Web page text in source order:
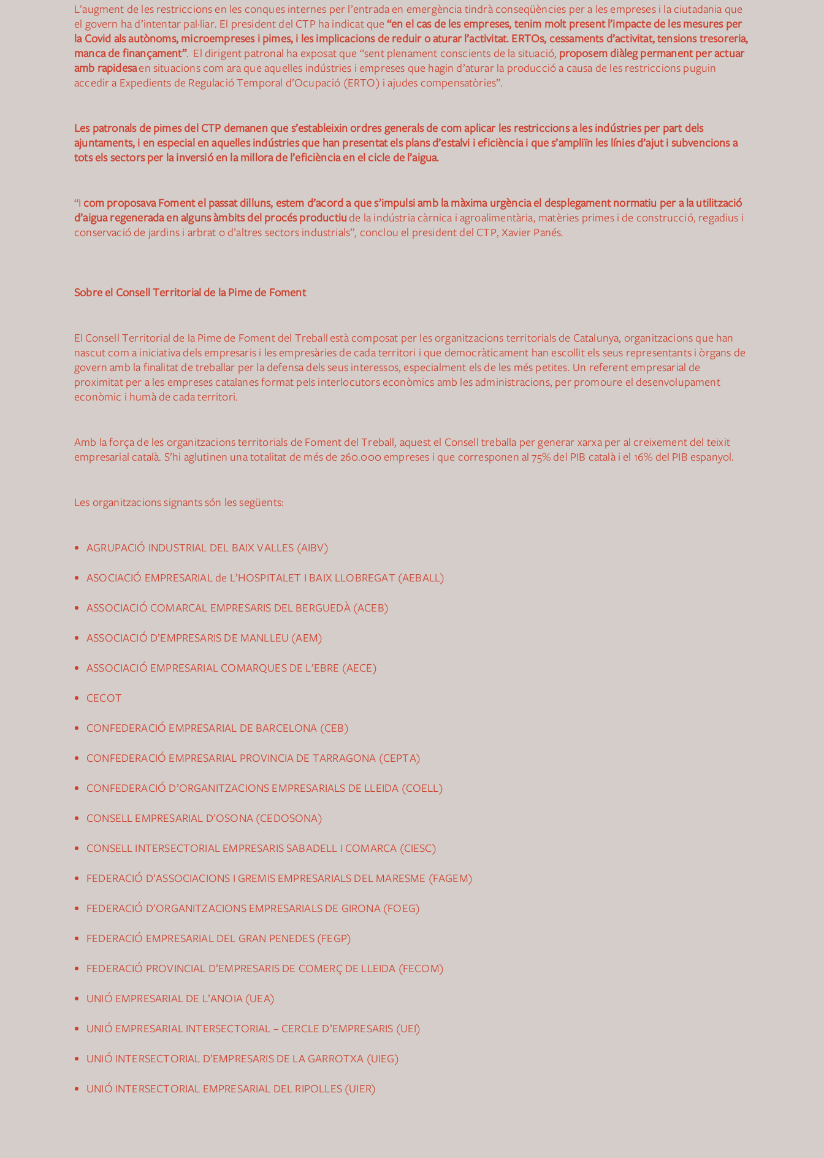
L’augment de les restriccions en les conques internes per l’entrada en emergència tindrà conseqüències per a les empreses i la ciutadania que
el govern ha d’intentar pal·liar. El president del CTP ha indicat que “en el cas de les empreses, tenim molt present l’impacte de les mesures per
la Covid als autònoms, microempreses i pimes, i les implicacions de reduir o aturar l’activitat. ERTOs, cessaments d’activitat, tensions tresoreria,
manca de finançament”. El dirigent patronal ha exposat que “sent plenament conscients de la situació, proposem diàleg permanent per actuar
amb rapidesaen situacions com ara que aquelles indústries i empreses que hagin d’aturar la producció a causa de les restriccions puguin
accedir a Expedients de Regulació Temporal d’Ocupació (ERTO) i ajudes compensatòries”.
Les patronals de pimes del CTP demanen que s’estableixin ordres generals de com aplicar les restriccions a les indústries per part dels
ajuntaments, i en especial en aquelles indústries que han presentat els plans d’estalvi i eficiència i que s’ampliïn les línies d’ajut i subvencions a
tots els sectors per la inversió en la millora de l’eficiència en el cicle de l’aigua.
“I com proposava Foment el passat dilluns, estem d’acord a que s’impulsi amb la màxima urgència el desplegament normatiu per a la utilització
d’aigua regenerada en alguns àmbits del procés productiude la indústria càrnica i agroalimentària, matèries primes i de construcció, regadius i
conservació de jardins i arbrat o d’altres sectors industrials”, conclou el president del CTP, Xavier Panés.
Sobre el Consell Territorial de la Pime de Foment
El Consell Territorial de la Pime de Foment del Treballestà composat per les organitzacions territorials de Catalunya, organitzacions que han
nascut com a iniciativa dels empresaris i les empresàries de cada territori i que democràticament han escollit els seus representants i òrgans de
govern amb la finalitat de treballar per la defensa dels seus interessos, especialment els de les més petites. Un referent empresarial de
proximitat per a les empreses catalanes format pels interlocutors econòmics amb les administracions, per promoure el desenvolupament
econòmic i humà de cada territori.
Amb la força de les organitzacions territorials de Foment del Treball, aquest el Consell treballa per generar xarxa per al creixement del teixit
empresarial català. S’hi aglutinen una totalitat de més de 260.000 empreses i que corresponen al 75% del PIB català i el 16% del PIB espanyol.
Les organitzacions signants són les següents:
AGRUPACIÓ INDUSTRIAL DEL BAIX VALLES (AIBV)
ASOCIACIÓ EMPRESARIAL de L’HOSPITALET I BAIX LLOBREGAT (AEBALL)
ASSOCIACIÓ COMARCAL EMPRESARIS DEL BERGUEDÀ (ACEB)
ASSOCIACIÓ D’EMPRESARIS DE MANLLEU (AEM)
ASSOCIACIÓ EMPRESARIAL COMARQUES DE L’EBRE (AECE)
CECOT
CONFEDERACIÓ EMPRESARIAL DE BARCELONA (CEB)
CONFEDERACIÓ EMPRESARIAL PROVINCIA DE TARRAGONA (CEPTA)
CONFEDERACIÓ D’ORGANITZACIONS EMPRESARIALS DE LLEIDA (COELL)
CONSELL EMPRESARIAL D’OSONA (CEDOSONA)
CONSELL INTERSECTORIAL EMPRESARIS SABADELL I COMARCA (CIESC)
FEDERACIÓ D’ASSOCIACIONS I GREMIS EMPRESARIALS DEL MARESME (FAGEM)
FEDERACIÓ D’ORGANITZACIONS EMPRESARIALS DE GIRONA (FOEG)
FEDERACIÓ EMPRESARIAL DEL GRAN PENEDES (FEGP)
FEDERACIÓ PROVINCIAL D’EMPRESARIS DE COMERÇ DE LLEIDA (FECOM)
UNIÓ EMPRESARIAL DE L’ANOIA (UEA)
UNIÓ EMPRESARIAL INTERSECTORIAL – CERCLE D’EMPRESARIS (UEI)
UNIÓ INTERSECTORIAL D’EMPRESARIS DE LA GARROTXA (UIEG)
UNIÓ INTERSECTORIAL EMPRESARIAL DEL RIPOLLES (UIER)